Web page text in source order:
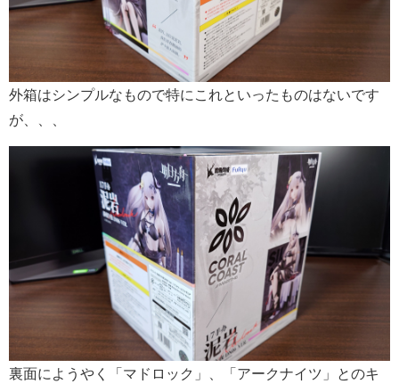
外箱はシンプルなもので特にこれといったものはないです
が、、、
裏面にようやく「マドロック」、「アークナイツ」とのキ